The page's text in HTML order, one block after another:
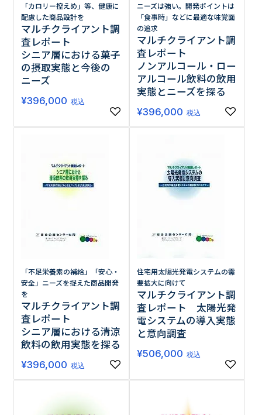
「カロリー控えめ」等、健康に
配慮した商品設計を
マルチクライアント調
査レポート
シニア層における菓子
の摂取実態と今後の
ニーズ
¥396,000 税込
ニーズは強い。開発ポイントは
「食事時」などに最適な味覚面
の追求
マルチクライアント調
査レポート
ノンアルコール・ロー
アルコール飲料の飲用
実態とニーズを探る
¥396,000 税込
「不足栄養素の補給」「安心・
安全」ニーズを捉えた商品開発
を
マルチクライアント調
査レポート
シニア層における清涼
飲料の飲用実態を探る
¥396,000 税込
住宅用太陽光発電システムの需
要拡大に向けて
マルチクライアント調
査レポート 太陽光発
電システムの導入実態
と意向調査
¥506,000 税込